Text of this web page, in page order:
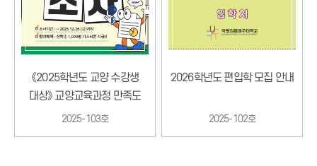
《2025학년도 교양 수강생
대상》 교양교육과정 만족도
조사 안내
2025-103호
2026학년도 편입학 모집 안내
2025-102호